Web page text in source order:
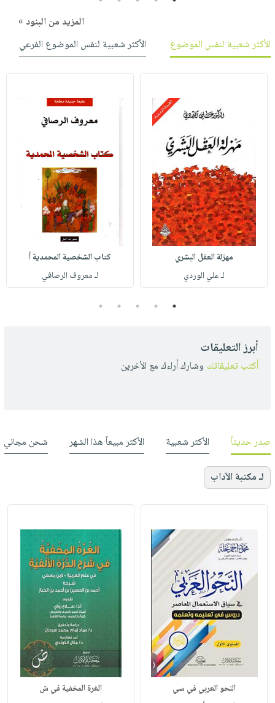
المزيد من البنود »
الأكثر شعبية لنفس الموضوع
الأكثر شعبية لنفس الموضوع الفرعي
مهزلة العقل البشري
لـ علي الوردي
كتاب الشخصية المحمدية أ
لـ معروف الرصافي
1
2
3
4
5
أبرز التعليقات
أكتب تعليقاتك وشارك أراءك مع الأخرين
صدر حديثاً الأكثر شعبية الأكثر مبيعاً هذا الشهر شحن مجاني
لـ مكتبة الآداب
النحو العربي في سي الغرة المخفية في ش